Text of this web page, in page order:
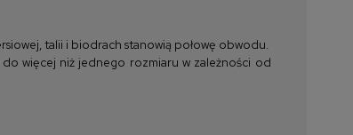
talii i biodrach stanowią połowę obwodu.
więcej niż jednego rozmiaru w zależności od